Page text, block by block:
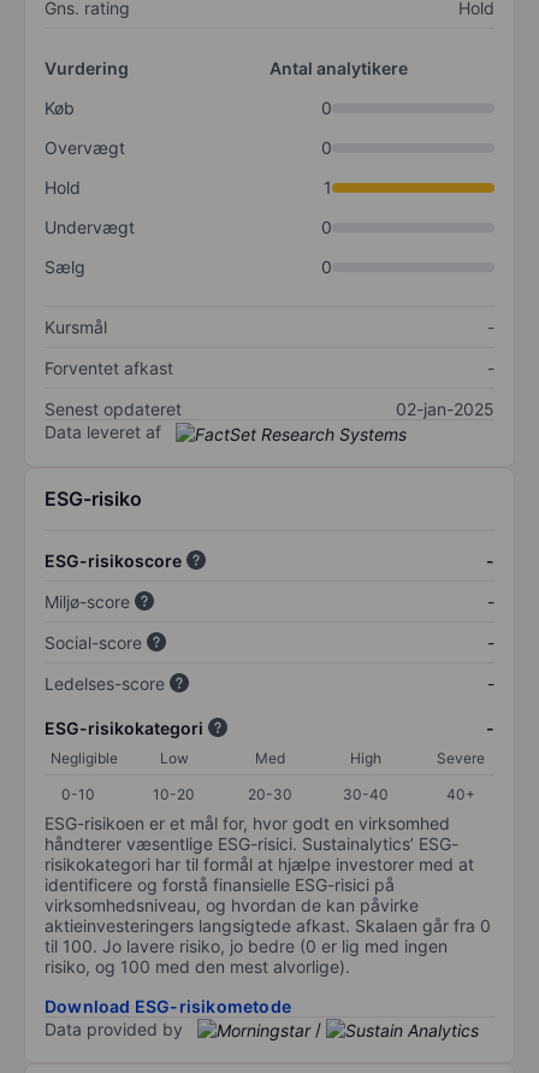
Gns. rating Hold
Vurdering
Antal analytikere
Køb
0
Overvægt
0
Hold
1
Undervægt
0
Sælg
0
Kursmål
-
Forventet afkast
-
Senest opdateret
02-jan-2025
Data leveret af
ESG-risiko
ESG-risikoscore
-
Miljø-score
-
Social-score
-
Ledelses-score
-
ESG-risikokategori -
Negligible Low Med High
Severe
0-10
10-20 20-30 30-40 40+
ESG-risikoen er et mål for, hvor godt en virksomhed
håndterer væsentlige ESG-risici. Sustainalytics’ ESG-
risikokategori har til formål at hjælpe investorer med at
identificere og forstå finansielle ESG-risici på
virksomhedsniveau, og hvordan de kan påvirke
aktieinvesteringers langsigtede afkast. Skalaen går fra 0
til 100. Jo lavere risiko, jo bedre (0 er lig med ingen
risiko, og 100 med den mest alvorlige).
Download ESG-risikometode
Data provided by
/